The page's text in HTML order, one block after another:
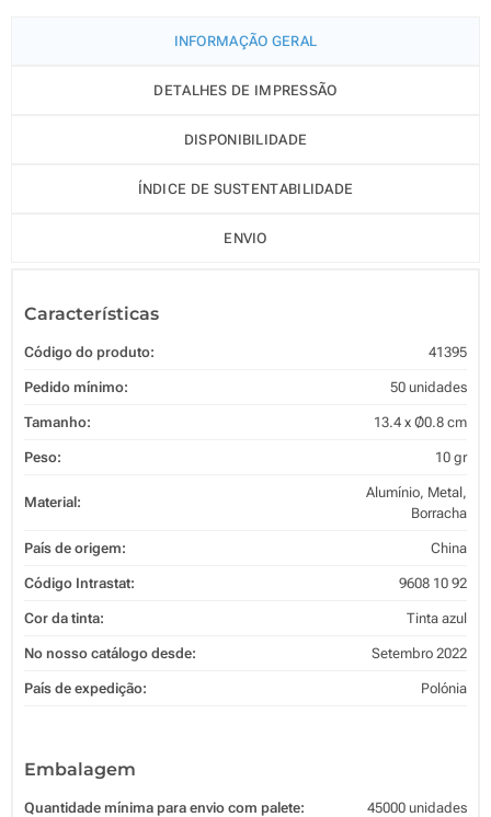
INFORMAÇÃO GERAL
DETALHES DE IMPRESSÃO
DISPONIBILIDADE
ÍNDICE DE SUSTENTABILIDADE
ENVIO
Características
Código do produto: 41395
Pedido mínimo: 50 unidades
Tamanho: 13.4 x Ø0.8 cm
Peso: 10 gr
Material:
Alumínio, Metal,
Borracha
País de origem: China
Código Intrastat: 9608 10 92
Cor da tinta: Tinta azul
No nosso catálogo desde: Setembro 2022
País de expedição: Polónia
Embalagem
Quantidade mínima para envio com palete: 45000 unidades